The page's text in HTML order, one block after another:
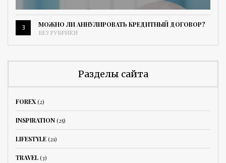
3 МОЖНО ЛИ АННУЛИРОВАТЬ КРЕДИТНЫЙ ДОГОВОР?
БЕЗ РУБРИКИ
Разделы сайта
FOREX(2)
INSPIRATION(25)
LIFESTYLE(21)
TRAVEL(3)